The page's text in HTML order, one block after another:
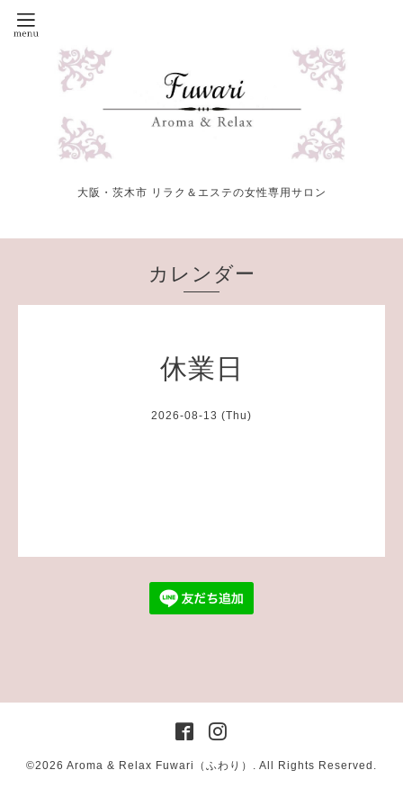
大阪・茨木市 リラク＆エステの女性専用サロン
カレンダー
休業日
2026-08-13 (Thu)
©2026 Aroma & Relax Fuwari（ふわり） . All Rights Reserved.